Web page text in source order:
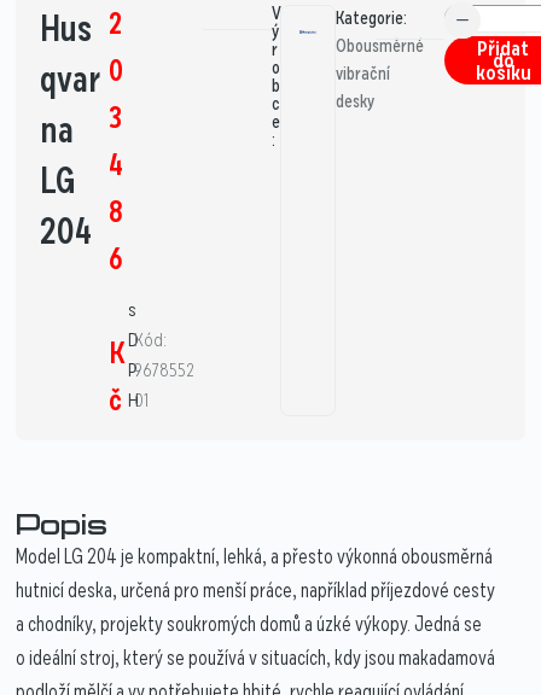
Hus
qvar
na
LG
204
2
0
3
4
8
6
K
č
s
D
P
H
Kód:
9678552
01
V
ý
r
o
b
c
e
:
Kategorie:
Obousměrné
vibrační
desky
Přidat
do
košíku
Popis
Model LG 204 je kompaktní, lehká, a přesto výkonná obousměrná
hutnicí deska, určená pro menší práce, například příjezdové cesty
a chodníky, projekty soukromých domů a úzké výkopy. Jedná se
o ideální stroj, který se používá v situacích, kdy jsou makadamová